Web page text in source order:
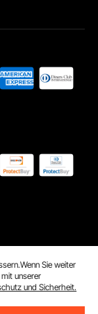
Schneideffizienz
Sie weiter
unserer
und Sicherheit.